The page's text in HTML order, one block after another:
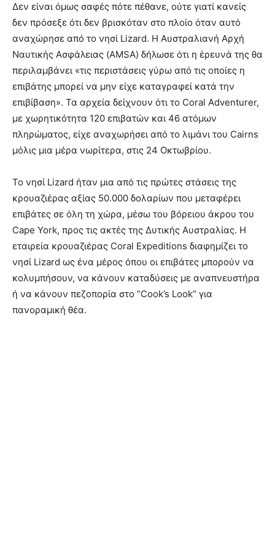
Δεν είναι όμως σαφές πότε πέθανε, ούτε γιατί κανείς
δεν πρόσεξε ότι δεν βρισκόταν στο πλοίο όταν αυτό
αναχώρησε από το νησί Lizard. Η Αυστραλιανή Αρχή
Ναυτικής Ασφάλειας (AMSA) δήλωσε ότι η έρευνά της θα
περιλαμβάνει «τις περιστάσεις γύρω από τις οποίες η
επιβάτης μπορεί να μην είχε καταγραφεί κατά την
επιβίβαση». Τα αρχεία δείχνουν ότι το Coral Adventurer,
με χωρητικότητα 120 επιβατών και 46 ατόμων
πληρώματος, είχε αναχωρήσει από το λιμάνι του Cairns
μόλις μια μέρα νωρίτερα, στις 24 Οκτωβρίου.
Το νησί Lizard ήταν μια από τις πρώτες στάσεις της
κρουαζιέρας αξίας 50.000 δολαρίων που μεταφέρει
επιβάτες σε όλη τη χώρα, μέσω του βόρειου άκρου του
Cape York, προς τις ακτές της Δυτικής Αυστραλίας. Η
εταιρεία κρουαζιέρας Coral Expeditions διαφημίζει το
νησί Lizard ως ένα μέρος όπου οι επιβάτες μπορούν να
κολυμπήσουν, να κάνουν καταδύσεις με αναπνευστήρα
ή να κάνουν πεζοπορία στο “Cook’s Look” για
πανοραμική θέα.